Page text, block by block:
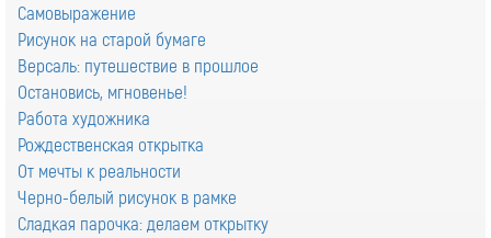
Самовыражение
Рисунок на старой бумаге
Версаль: путешествие в прошлое
Остановись, мгновенье!
Работа художника
Рождественская открытка
От мечты к реальности
Черно-белый рисунок в рамке
Сладкая парочка: делаем открытку